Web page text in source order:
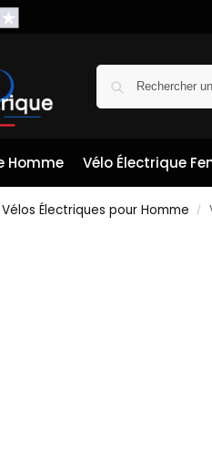
Homme Vélo Électrique
Vélos Électriques pour Homme /